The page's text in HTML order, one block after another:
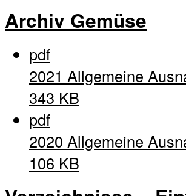
Archiv Gemüse
pdf
2021 Allgemeine
343 KB
pdf
2020 Allgemeine
106 KB